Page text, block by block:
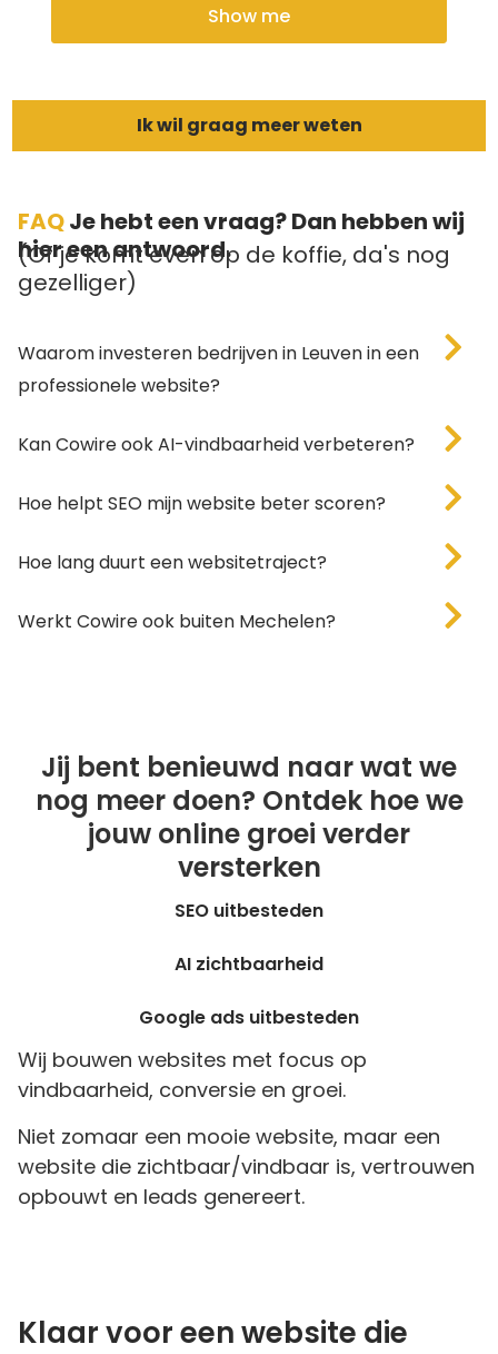
Show me
Ik wil graag meer weten
FAQJe hebt een vraag? Dan hebben wij
hier een antwoord.
(Of je komt even op de koffie, da's nog
gezelliger)
Waarom investeren bedrijven in Leuven in een
professionele website?
Kan Cowire ook AI-vindbaarheid verbeteren?
Hoe helpt SEO mijn website beter scoren?
Hoe lang duurt een websitetraject?
Werkt Cowire ook buiten Mechelen?
Jij bent benieuwd naar wat we
nog meer doen? Ontdek hoe we
jouw online groei verder
versterken
SEO uitbesteden
AI zichtbaarheid
Google ads uitbesteden
Wij bouwen websites met focus op
vindbaarheid, conversie en groei.
Niet zomaar een mooie website, maar een
website die zichtbaar/vindbaar is, vertrouwen
opbouwt en leads genereert.
Klaar voor een website die